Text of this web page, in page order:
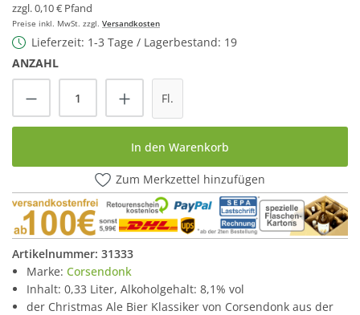
zzgl. 0,10 € Pfand
Preise inkl. MwSt. zzgl. Versandkosten
Lieferzeit: 1-3 Tage / Lagerbestand: 19
ANZAHL
Produkt Anzahl: Gib den gewünschten
Fl.
In den Warenkorb
Zum Merkzettel hinzufügen
Artikelnummer: 31333
Marke: Corsendonk
Inhalt: 0,33 Liter, Alkoholgehalt: 8,1% vol
der Christmas Ale Bier Klassiker von Corsendonk aus der